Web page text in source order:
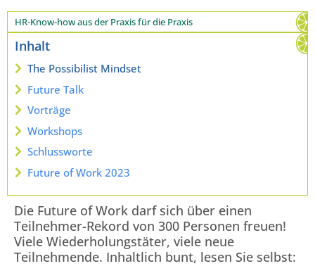
HR-Know-how aus der Praxis für die Praxis
Inhalt
The Possibilist Mindset
Future Talk
Vorträge
Workshops
Schlussworte
Future of Work 2023
Die Future of Work darf sich über einen
Teilnehmer-Rekord von 300 Personen freuen!
Viele Wiederholungstäter, viele neue
Teilnehmende. Inhaltlich bunt, lesen Sie selbst: